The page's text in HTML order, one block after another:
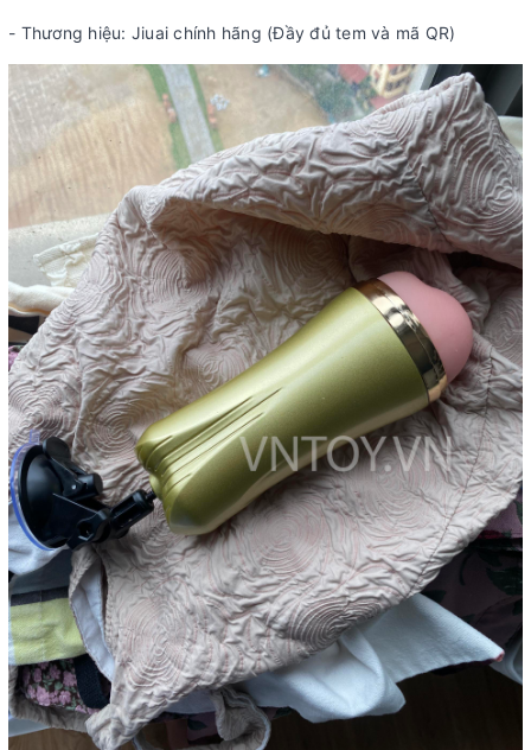
- Thương hiệu: Jiuai chính hãng (Đầy đủ tem và mã QR)